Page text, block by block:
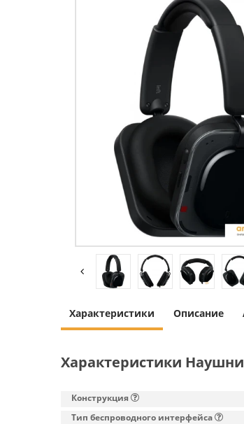
Характеристики Описание
Характеристики
Конструкция
Тип беспроводного интерфейса